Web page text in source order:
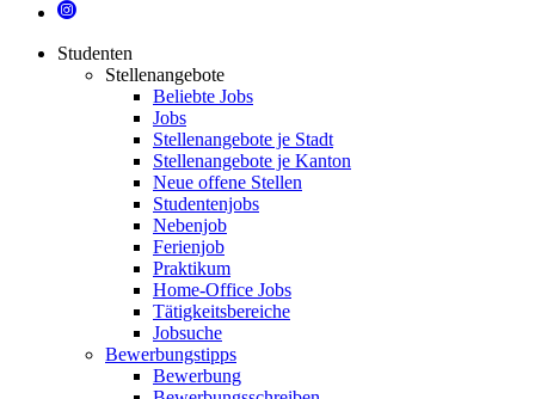
Studenten
Stellenangebote
Beliebte Jobs
Jobs
Stellenangebote je Stadt
Stellenangebote je Kanton
Neue offene Stellen
Studentenjobs
Nebenjob
Ferienjob
Praktikum
Home-Office Jobs
Tätigkeitsbereiche
Jobsuche
Bewerbungstipps
Bewerbung